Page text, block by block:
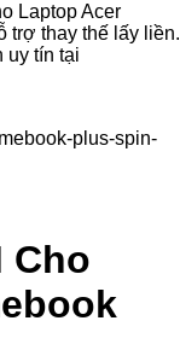
Laptop Acer
trợ thay thế lấy liền.
uy tín tại
Cho